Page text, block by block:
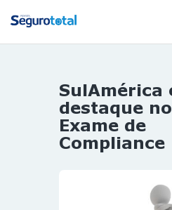
NOTÍCIAS
REVISTA
ESPECIAIS
ST SUMMIT
SulAmérica
destaque
Exame de
Compliance